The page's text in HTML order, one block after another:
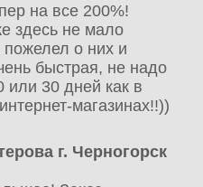
на все 200%!
здесь не мало
о них и
быстрая, не надо
или 30 дней как в
магазинах!!))
г. Черногорск